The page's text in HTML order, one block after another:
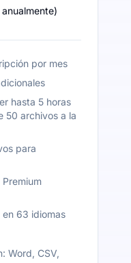
)
por mes
hasta 5 horas
50 archivos a la
para
63 idiomas
Word, CSV,